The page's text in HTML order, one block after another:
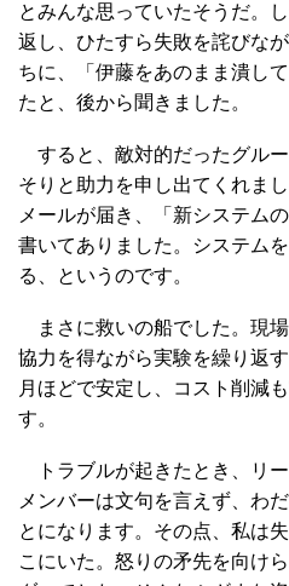
とみんな思っていたそうだ。
返し、ひたすら失敗を詫びな
ちに、「伊藤をあのまま潰し
たと、後から聞きました。
すると、敵対的だったグル
そりと助力を申し出てくれま
メールが届き、「新システム
書いてありました。システム
る、というのです。
まさに救いの船でした。現
協力を得ながら実験を繰り返
月ほどで安定し、コスト削減
す。
トラブルが起きたとき、リー
メンバーは文句を言えず、わ
とになります。その点、私は
こにいた。怒りの矛先を向け